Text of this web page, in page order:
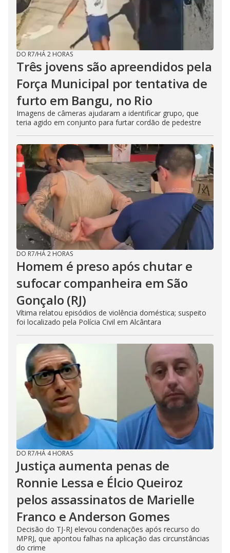
DO R7/HÁ 2 HORAS
Três jovens são apreendidos pela
Força Municipal por tentativa de
furto em Bangu, no Rio
Imagens de câmeras ajudaram a identificar grupo, que
teria agido em conjunto para furtar cordão de pedestre
DO R7/HÁ 2 HORAS
Homem é preso após chutar e
sufocar companheira em São
Gonçalo (RJ)
Vítima relatou episódios de violência doméstica; suspeito
foi localizado pela Polícia Civil em Alcântara
DO R7/HÁ 4 HORAS
Justiça aumenta penas de
Ronnie Lessa e Élcio Queiroz
pelos assassinatos de Marielle
Franco e Anderson Gomes
Decisão do TJ-RJ elevou condenações após recurso do
MPRJ, que apontou falhas na aplicação das circunstâncias
do crime